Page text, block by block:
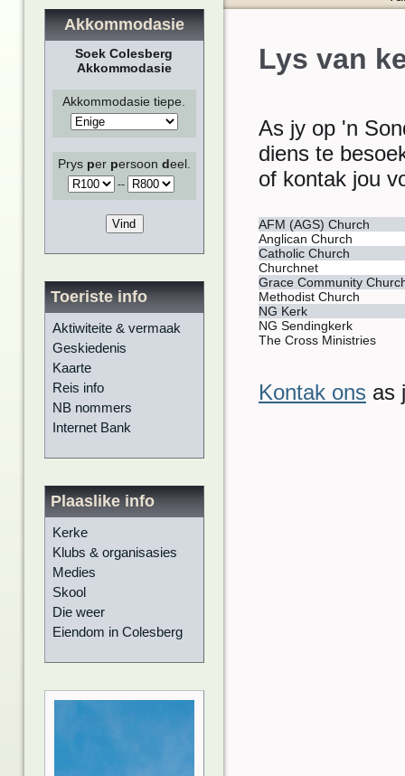
Akkommodasie
Soek Colesberg
Akkommodasie
Akkommodasie tiepe.
Prys per persoon deel.
--
Toeriste info
Aktiwiteite & vermaak
Geskiedenis
Kaarte
Reis info
NB nommers
Internet Bank
Plaaslike info
Kerke
Klubs & organisasies
Medies
Skool
Die weer
Eiendom in Colesberg
Lys van
As jy op 'n
diens te
of kontak jou
AFM (AGS) Church
Anglican Church
Catholic Church
Churchnet
Grace Community
Methodist Church
NG Kerk
NG Sendingkerk
The Cross Ministries
Kontak ons ​​as